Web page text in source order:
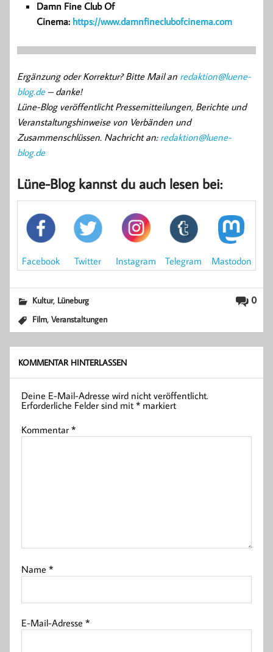
Damn Fine Club Of
Cinema: https://www.damnfineclubofcinema.com
Ergänzung oder Korrektur? Bitte Mail an redaktion@luene-
blog.de– danke!
Lüne-Blog veröffentlicht Pressemitteilungen, Berichte und
Veranstaltungshinweise von Verbänden und
Zusammenschlüssen. Nachricht an: redaktion@luene-
blog.de
Lüne-Blog kannst du auch lesen bei:
Facebook Twitter Instagram Telegram Mastodon
0
Kultur, Lüneburg
Film,Veranstaltungen
KOMMENTAR HINTERLASSEN
Deine E-Mail-Adresse wird nicht veröffentlicht.
Erforderliche Felder sind mit* markiert
Kommentar*
Name*
E-Mail-Adresse*